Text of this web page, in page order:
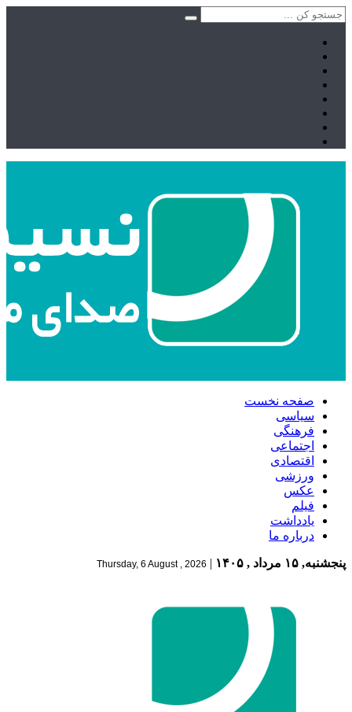
صفحه نخست
سیاسی
فرهنگی
اجتماعی
اقتصادی
ورزشی
عکس
فیلم
یادداشت
درباره ما
پنجشنبه, ۱۵ مرداد , ۱۴۰۵ |
Thursday, 6 August , 2026